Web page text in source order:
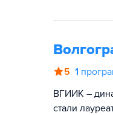
5 1
ВГИИК –
стали